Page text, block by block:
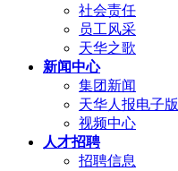
社会责任
员工风采
天华之歌
新闻中心
集团新闻
天华人报电子版
视频中心
人才招聘
招聘信息